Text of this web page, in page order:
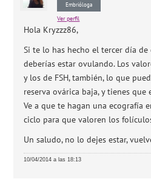
Embrióloga
Ver perfil
Hola Kryzzz86,
Si te lo has hecho el tercer día de
deberías estar ovulando. Los
y los de FSH, también, lo que
reserva ovárica baja, y tienes que
Ve a que te hagan una ecografía
ciclo para que valoren los
Un saludo, no lo dejes estar,
10/04/2014 a las 18:13